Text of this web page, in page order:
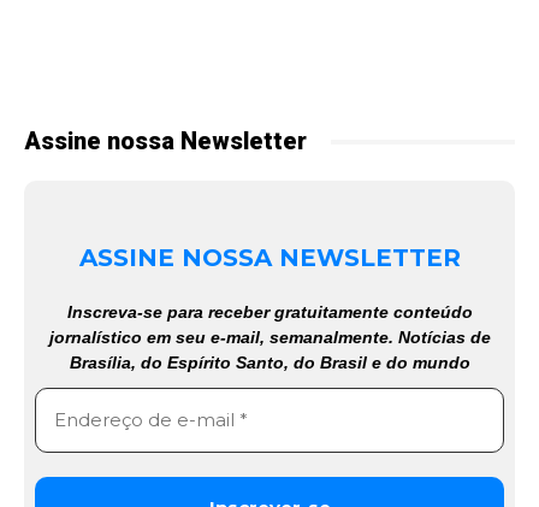
Assine nossa Newsletter
ASSINE NOSSA NEWSLETTER
Inscreva-se para receber gratuitamente conteúdo
jornalístico em seu e-mail, semanalmente. Notícias de
Brasília, do Espírito Santo, do Brasil e do mundo